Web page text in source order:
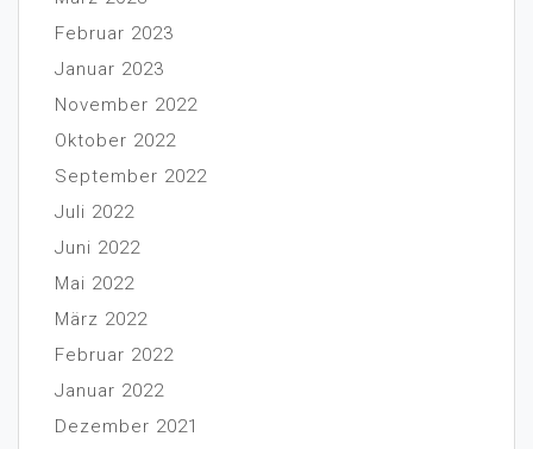
Februar 2023
Januar 2023
November 2022
Oktober 2022
September 2022
Juli 2022
Juni 2022
Mai 2022
März 2022
Februar 2022
Januar 2022
Dezember 2021